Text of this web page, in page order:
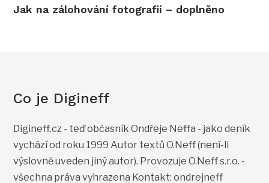
Jak na zálohování fotografií – doplněno
Co je Digineff
Digineff.cz - teď občasník Ondřeje Neffa - jako deník
vychází od roku 1999 Autor textů O.Neff (není-li
výslovně uveden jiný autor). Provozuje O.Neff s.r.o. -
všechna práva vyhrazena Kontakt: ondrejneff